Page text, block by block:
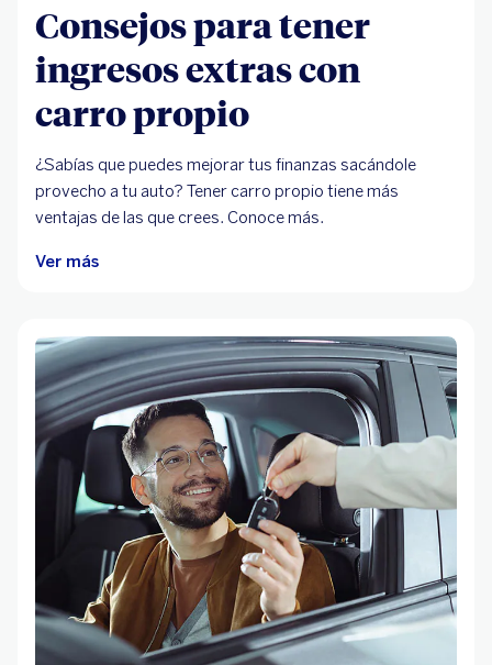
Consejos para tener
ingresos extras con
carro propio
¿Sabías que puedes mejorar tus finanzas sacándole
provecho a tu auto? Tener carro propio tiene más
ventajas de las que crees. Conoce más.
Ver más